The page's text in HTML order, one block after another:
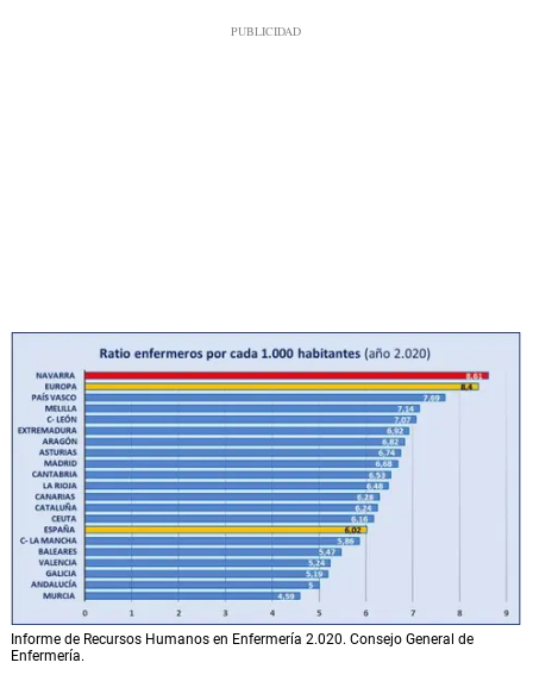
Informe de Recursos Humanos en Enfermería 2.020. Consejo General de
Enfermería.